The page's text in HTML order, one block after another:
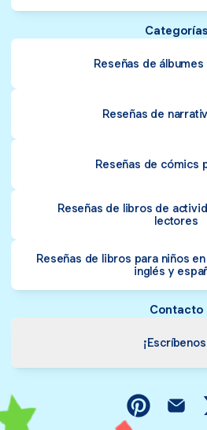
Categorías
Reseñas de
Reseñas de
Reseñas de cómics
Reseñas de libros de
lectores
Reseñas de libros para niños
inglés y
Contacto